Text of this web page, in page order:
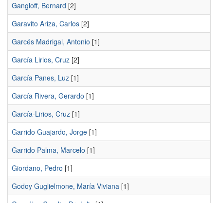
Gangloff, Bernard [2]
Garavito Ariza, Carlos [2]
Garcés Madrigal, Antonio [1]
García Lirios, Cruz [2]
García Panes, Luz [1]
García Rivera, Gerardo [1]
García-Lirios, Cruz [1]
Garrido Guajardo, Jorge [1]
Garrido Palma, Marcelo [1]
Giordano, Pedro [1]
Godoy Guglielmone, María Viviana [1]